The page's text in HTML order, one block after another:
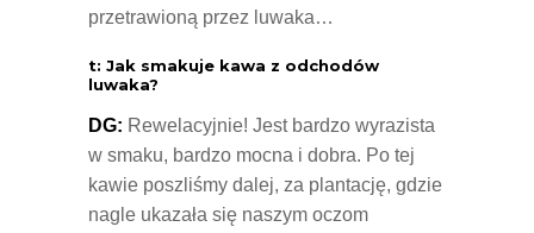
przetrawioną przez luwaka…
t: Jak smakuje kawa z odchodów
luwaka?
DG: Rewelacyjnie! Jest bardzo wyrazista
w smaku, bardzo mocna i dobra. Po tej
kawie poszliśmy dalej, za plantację, gdzie
nagle ukazała się naszym oczom